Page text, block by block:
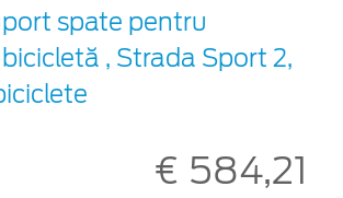
spate pentru
, Strada Sport 2,
€ 584,21